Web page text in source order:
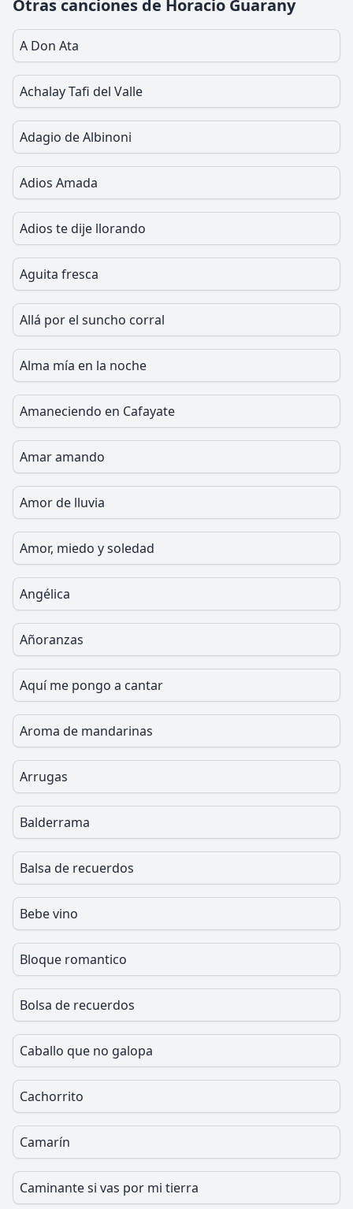
Otras canciones de Horacio Guarany
A Don Ata
Achalay Tafi del Valle
Adagio de Albinoni
Adios Amada
Adios te dije llorando
Aguita fresca
Allá por el suncho corral
Alma mía en la noche
Amaneciendo en Cafayate
Amar amando
Amor de lluvia
Amor, miedo y soledad
Angélica
Añoranzas
Aquí me pongo a cantar
Aroma de mandarinas
Arrugas
Balderrama
Balsa de recuerdos
Bebe vino
Bloque romantico
Bolsa de recuerdos
Caballo que no galopa
Cachorrito
Camarín
Caminante si vas por mi tierra